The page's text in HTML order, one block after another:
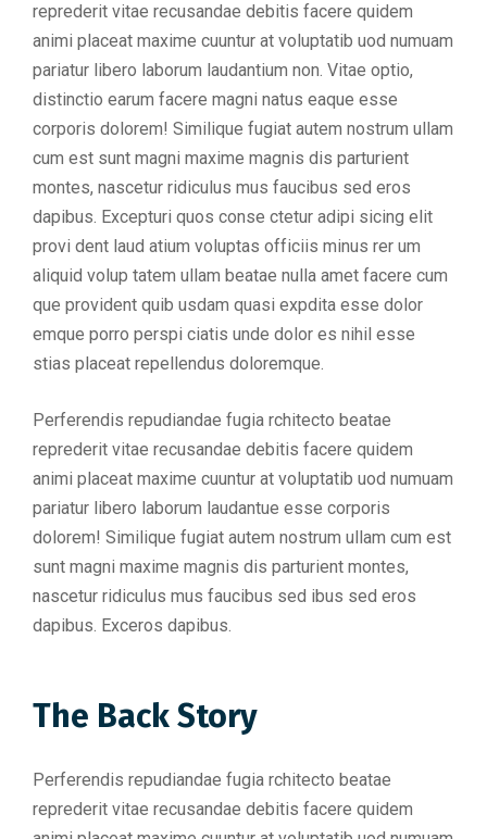
reprederit vitae recusandae debitis facere quidem
animi placeat maxime cuuntur at voluptatib uod numuam
pariatur libero laborum laudantium non. Vitae optio,
distinctio earum facere magni natus eaque esse
corporis dolorem! Similique fugiat autem nostrum ullam
cum est sunt magni maxime magnis dis parturient
montes, nascetur ridiculus mus faucibus sed eros
dapibus. Excepturi quos conse ctetur adipi sicing elit
provi dent laud atium voluptas officiis minus rer um
aliquid volup tatem ullam beatae nulla amet facere cum
que provident quib usdam quasi expdita esse dolor
emque porro perspi ciatis unde dolor es nihil esse
stias placeat repellendus doloremque.
Perferendis repudiandae fugia rchitecto beatae
reprederit vitae recusandae debitis facere quidem
animi placeat maxime cuuntur at voluptatib uod numuam
pariatur libero laborum laudantue esse corporis
dolorem! Similique fugiat autem nostrum ullam cum est
sunt magni maxime magnis dis parturient montes,
nascetur ridiculus mus faucibus sed ibus sed eros
dapibus. Exceros dapibus.
The Back Story
Perferendis repudiandae fugia rchitecto beatae
reprederit vitae recusandae debitis facere quidem